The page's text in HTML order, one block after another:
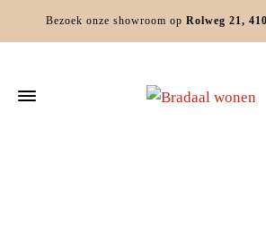
Bezoek onze showroom op Rolweg 21,